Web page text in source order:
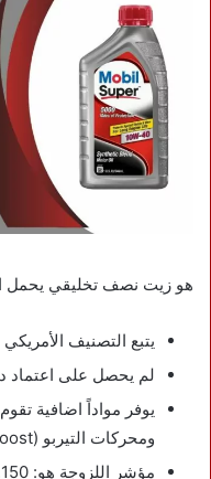
هو زيت نصف تخليقي يحمل
يتبع التصنيف الأمريكي API SP.
لم يحصل على
ومحركات التيربو (EcoBoost) من مشكلة (LSPI).
مؤشر اللزوجة هو: 150.